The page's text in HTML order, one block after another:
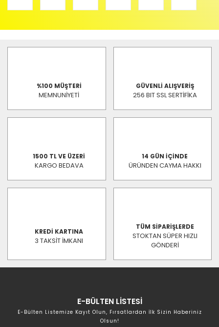
%100 MÜŞTERİ
MEMNUNİYETİ
GÜVENLİ ALIŞVERİŞ
256 BIT SSL SERTİFİKA
1500 TL VE ÜZERİ
KARGO BEDAVA
14 GÜN İÇİNDE
ÜRÜNDEN CAYMA HAKKI
KREDİ KARTINA
3 TAKSİT İMKANI
TÜM SİPARİŞLERDE
STOKTAN SÜPER HIZLI
GÖNDERİ
E-BÜLTEN LİSTESİ
E-Bülten Listemize Kayıt Olun, Fırsatlardan İlk Sizin Haberiniz
Olsun!